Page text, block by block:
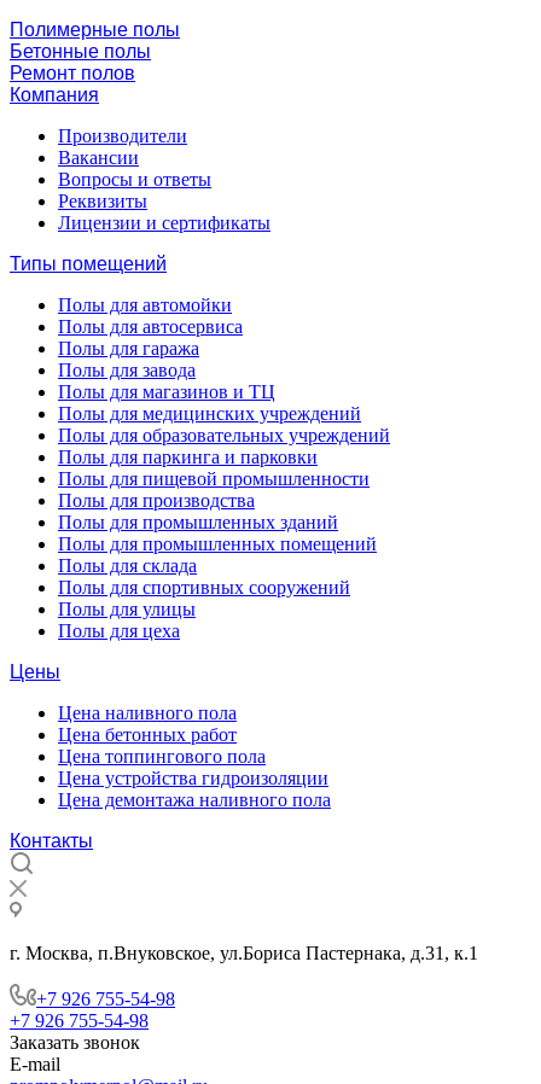
Полимерные полы
Бетонные полы
Ремонт полов
Компания
Производители
Вакансии
Вопросы и ответы
Реквизиты
Лицензии и сертификаты
Типы помещений
Полы для автомойки
Полы для автосервиса
Полы для гаража
Полы для завода
Полы для магазинов и ТЦ
Полы для медицинских учреждений
Полы для образовательных учреждений
Полы для паркинга и парковки
Полы для пищевой промышленности
Полы для производства
Полы для промышленных зданий
Полы для промышленных помещений
Полы для склада
Полы для спортивных сооружений
Полы для улицы
Полы для цеха
Цены
Цена наливного пола
Цена бетонных работ
Цена топпингового пола
Цена устройства гидроизоляции
Цена демонтажа наливного пола
Контакты
г. Москва, п.Внуковское, ул.Бориса Пастернака, д.31, к.1
+7 926 755-54-98
+7 926 755-54-98
Заказать звонок
E-mail